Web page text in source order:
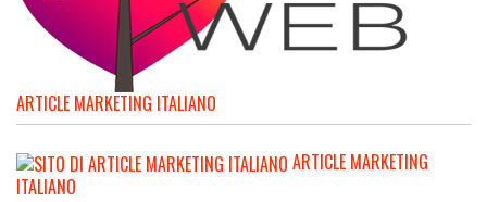
ARTICLE MARKETING ITALIANO
ARTICLE MARKETING
ITALIANO